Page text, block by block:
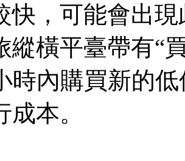
快，可能會出
縱橫平臺帶有“
時內購買新的
本。